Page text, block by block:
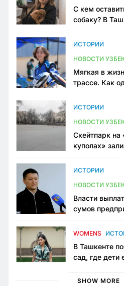
С кем
собаку? В
ИСТОРИИ
НОВОСТИ
Мягкая в
трассе. Как
Узбекистане
ИСТОРИИ
НОВОСТИ
Скейтпарк на
куполах»
одно
ИСТОРИИ
НОВОСТИ
Власти
сумов
тюрьме по
WOMENS
В Ташкенте
сад, где дети
мама,
SHOW MORE